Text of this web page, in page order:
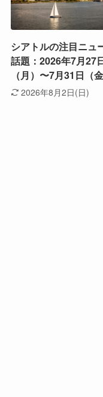
シアトルの注目ニュ
話題：2026年7月27
（月）〜7月31日（金
2026年8月2日(日)